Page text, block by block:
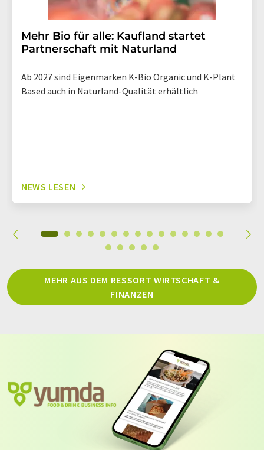
Mehr Bio für alle: Kaufland startet
Partnerschaft mit Naturland
Ab 2027 sind Eigenmarken K-Bio Organic und K-Plant
Based auch in Naturland-Qualität erhältlich
NEWS LESEN
MEHR AUS DEM RESSORT WIRTSCHAFT &
FINANZEN